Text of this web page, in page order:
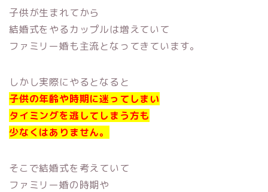
子供が生まれてから
結婚式をやるカップルは増えていて
ファミリー婚も主流となってきています。
しかし実際にやるとなると
子供の年齢や時期に迷ってしまい
タイミングを逃してしまう方も
少なくはありません。
そこで結婚式を考えていて
ファミリー婚の時期や